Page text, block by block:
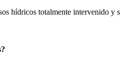
hídricos totalmente intervenido